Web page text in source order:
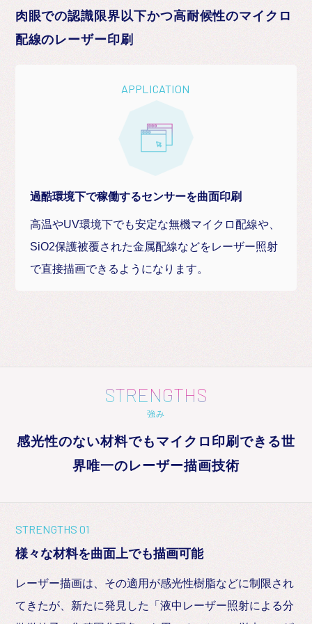
肉眼での認識限界以下かつ高耐候性のマイクロ
配線のレーザー印刷
APPLICATION
過酷環境下で稼働するセンサーを曲面印刷
高温やUV環境下でも安定な無機マイクロ配線や、
SiO2保護被覆された金属配線などをレーザー照射
で直接描画できるようになります。
STRENGTHS
強み
感光性のない材料でもマイクロ印刷できる世
界唯一のレーザー描画技術
STRENGTHS 01
様々な材料を曲面上でも描画可能
レーザー描画は、その適用が感光性樹脂などに制限され
てきたが、新たに発見した「液中レーザー照射による分